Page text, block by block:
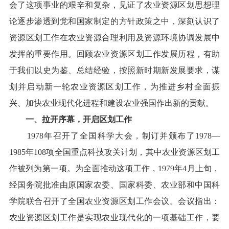
会了这项事业的艰辛和复杂，见证了农业资源区划思想理
论逐步渗透到党和国家制定的方针政策之中，深刻认识了
资源区划工作在农业资源合理利用及资源环境协调发展中
发挥的重要作用。回顾农业资源区划工作发展历程，有助
于我们以史为鉴、总结经验，按照新时期新发展要求，谋
划并启动新一轮农业资源区划工作，为推进乡村全面振
兴、加快农业现代化进程和建设农业强国作出新的贡献。
一、拉开序幕，开启区划工作
1978年召开了全国科学大会，制订并颁布了 1978—
1985年108项全国重点科技攻关计划，其中农业资源区划工
作被列为第一项。为全面推动这项工作， 1979年4 月上旬，
经国务院批准由原国家农委、国家科委、农业部和中国科
学院联合召开了全国农业资源区划工作会议。会议指出：
农业资源区划工作是实现农业现代化的一项基础工作，要